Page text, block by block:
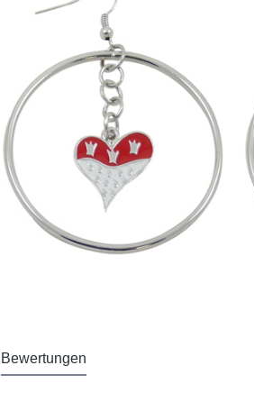
Bewertungen